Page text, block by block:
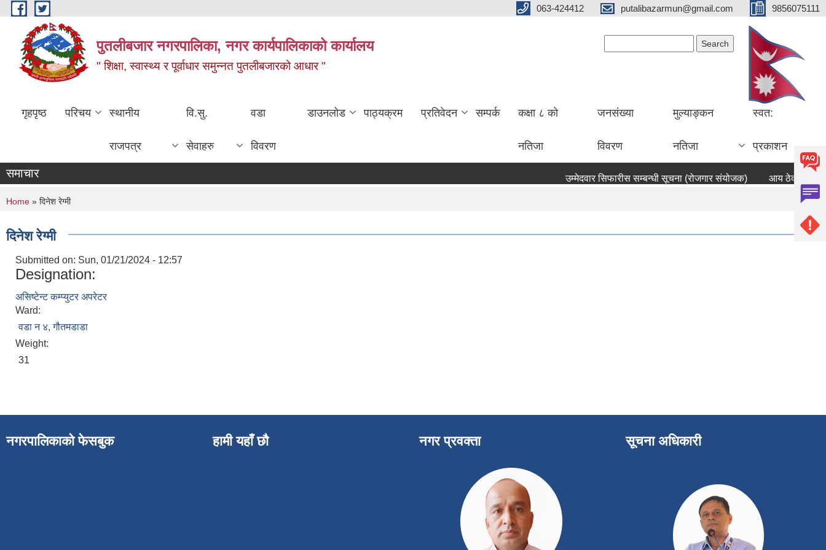
Skip to main content 063-424412 putalibazarmun@gmail.com 9856075111
पुतलीबजार नगरपालिका, नगर कार्यपालिकाको कार्यालय
" शिक्षा, स्वास्थ्य र पूर्वाधार समुन्नत पुतलीबजारको आधार "
गृहपृष्ठ परिचय स्थानीय
राजपत्र
वि.सु.
सेवाहरु
वडा
विवरण
डाउनलोड पाठ्यक्रम प्रतिवेदन सम्पर्क कक्षा ८ को
नतिजा
जनसंख्या
विवरण
मुल्याङ्कन
नतिजा
स्वत:
प्रकाशन
समाचार उम्मेदवार सिफारीस सम्बन्धी सूचना (रोजगार संयोजक) आय ठेक्का
You are here
Home » दिनेश रेग्मी
दिनेश रेग्मी
Submitted on: Sun, 01/21/2024 - 12:57
Designation:
असिष्टेन्ट कम्प्युटर अपरेटर
Ward:
वडा न ४, गौतमडाडा
Weight:
31
नगरपालिकाको फेसबुक हामी यहाँ छौ नगर प्रवक्ता सूचना अधिकारी